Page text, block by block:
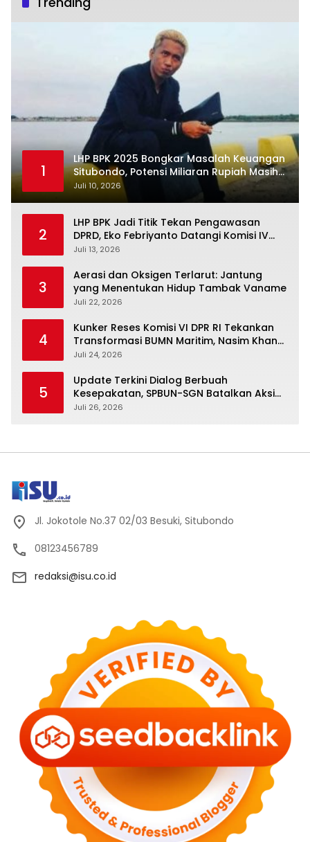
1
LHP BPK 2025 Bongkar Masalah Keuangan
Situbondo, Potensi Miliaran Rupiah Masih
Belum Terkelola
Juli 10, 2026
2
LHP BPK Jadi Titik Tekan Pengawasan
DPRD, Eko Febriyanto Datangi Komisi IV
dan Ajak Dewan Kembali Berpijak pada
Juli 13, 2026
3
Aerasi dan Oksigen Terlarut: Jantung
yang Menentukan Hidup Tambak Vaname
Juli 22, 2026
4
Kunker Reses Komisi VI DPR RI Tekankan
Transformasi BUMN Maritim, Nasim Khan
Kawal Penguatan Sektor Laut
Juli 24, 2026
5
Update Terkini Dialog Berbuah
Kesepakatan, SPBUN-SGN Batalkan Aksi
Nasional Setelah Holding Penuhi Sejumlah
Juli 26, 2026
Jl. Jokotole No.37 02/03 Besuki, Situbondo
08123456789
redaksi@isu.co.id